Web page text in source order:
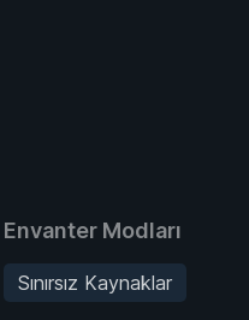
Envanter Modları
Sınırsız Kaynaklar